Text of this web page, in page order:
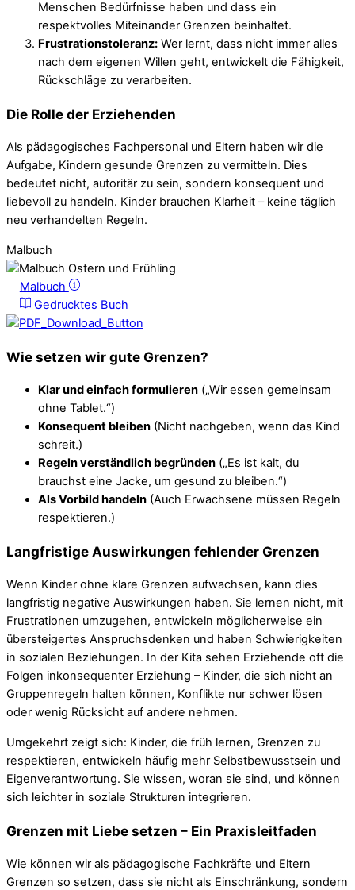
Menschen Bedürfnisse haben und dass ein
respektvolles Miteinander Grenzen beinhaltet.
Frustrationstoleranz: Wer lernt, dass nicht immer alles
nach dem eigenen Willen geht, entwickelt die Fähigkeit,
Rückschläge zu verarbeiten.
Die Rolle der Erziehenden
Als pädagogisches Fachpersonal und Eltern haben wir die
Aufgabe, Kindern gesunde Grenzen zu vermitteln. Dies
bedeutet nicht, autoritär zu sein, sondern konsequent und
liebevoll zu handeln. Kinder brauchen Klarheit – keine täglich
neu verhandelten Regeln.
Malbuch
Malbuch
Gedrucktes Buch
Wie setzen wir gute Grenzen?
Klar und einfach formulieren („Wir essen gemeinsam
ohne Tablet.“)
Konsequent bleiben (Nicht nachgeben, wenn das Kind
schreit.)
Regeln verständlich begründen („Es ist kalt, du
brauchst eine Jacke, um gesund zu bleiben.“)
Als Vorbild handeln (Auch Erwachsene müssen Regeln
respektieren.)
Langfristige Auswirkungen fehlender Grenzen
Wenn Kinder ohne klare Grenzen aufwachsen, kann dies
langfristig negative Auswirkungen haben. Sie lernen nicht, mit
Frustrationen umzugehen, entwickeln möglicherweise ein
übersteigertes Anspruchsdenken und haben Schwierigkeiten
in sozialen Beziehungen. In der Kita sehen Erziehende oft die
Folgen inkonsequenter Erziehung – Kinder, die sich nicht an
Gruppenregeln halten können, Konflikte nur schwer lösen
oder wenig Rücksicht auf andere nehmen.
Umgekehrt zeigt sich: Kinder, die früh lernen, Grenzen zu
respektieren, entwickeln häufig mehr Selbstbewusstsein und
Eigenverantwortung. Sie wissen, woran sie sind, und können
sich leichter in soziale Strukturen integrieren.
Grenzen mit Liebe setzen – Ein Praxisleitfaden
Wie können wir als pädagogische Fachkräfte und Eltern
Grenzen so setzen, dass sie nicht als Einschränkung, sondern